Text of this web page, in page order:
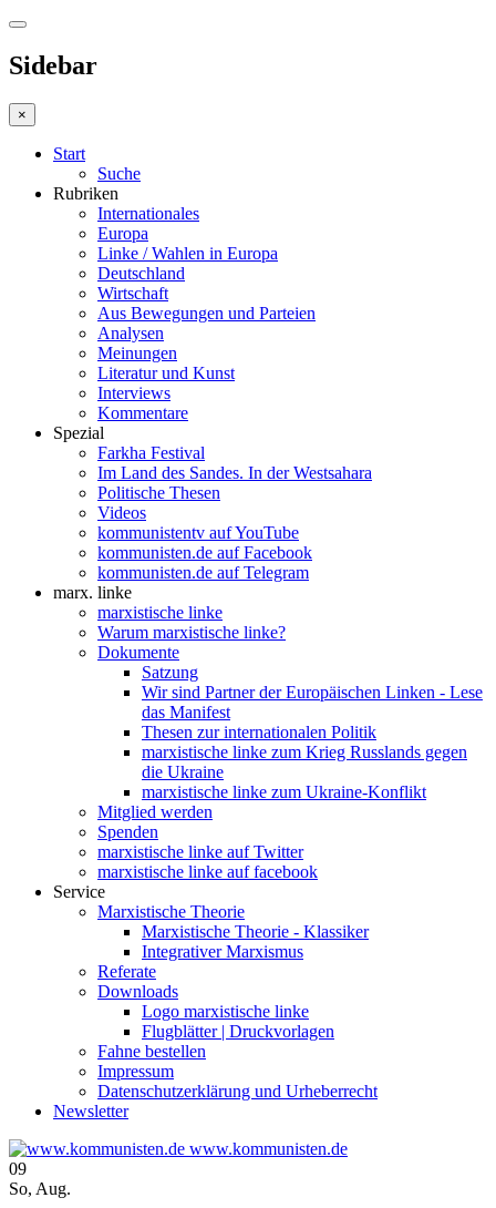
Sidebar
×
Start
Suche
Rubriken
Internationales
Europa
Linke / Wahlen in Europa
Deutschland
Wirtschaft
Aus Bewegungen und Parteien
Analysen
Meinungen
Literatur und Kunst
Interviews
Kommentare
Spezial
Farkha Festival
Im Land des Sandes. In der Westsahara
Politische Thesen
Videos
kommunistentv auf YouTube
kommunisten.de auf Facebook
kommunisten.de auf Telegram
marx. linke
marxistische linke
Warum marxistische linke?
Dokumente
Satzung
Wir sind Partner der Europäischen Linken - Lese
das Manifest
Thesen zur internationalen Politik
marxistische linke zum Krieg Russlands gegen
die Ukraine
marxistische linke zum Ukraine-Konflikt
Mitglied werden
Spenden
marxistische linke auf Twitter
marxistische linke auf facebook
Service
Marxistische Theorie
Marxistische Theorie - Klassiker
Integrativer Marxismus
Referate
Downloads
Logo marxistische linke
Flugblätter | Druckvorlagen
Fahne bestellen
Impressum
Datenschutzerklärung und Urheberrecht
Newsletter
www.kommunisten.de
09
So, Aug.